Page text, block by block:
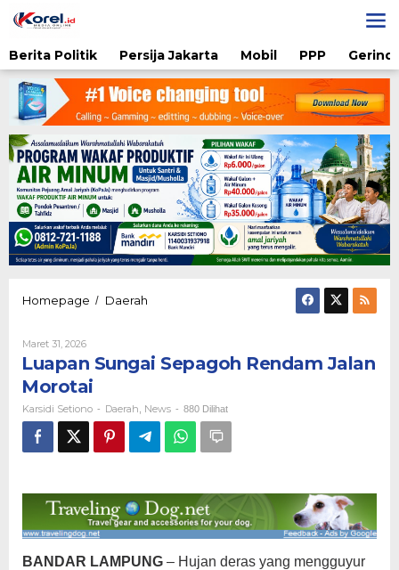
ke
Berita Politik
Persija Jakarta Mobil PPP
Homepage / Daerah
Jalan
Maret 31, 2026Oleh
Setiono
Luapan Sungai Sepagoh Rendam Jalan
Morotai
Karsidi Setiono - Daerah News - 880 Dilihat
BANDAR LAMPUNG – Hujan deras yang mengguyur